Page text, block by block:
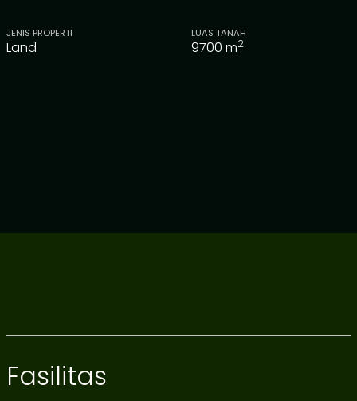
JENIS PROPERTI
Land
LUAS TANAH
9700 m2
Fasilitas